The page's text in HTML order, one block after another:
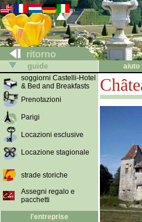
ritorno
guide aiuto
soggiorni Castelli-Hotel
& Bed and Breakfasts
Prenotazioni
Parigi
Locazioni esclusive
Locazione stagionale
strade storiche
Assegni regalo e
pacchetti
l'entreprise